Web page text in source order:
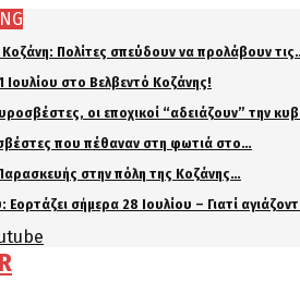
Πολίτες σπεύδουν να προλάβουν
στο Βελβεντό Κοζάνης!
οι εποχικοί “αδειάζουν” την
που πέθαναν στη φωτιά στο…
στην πόλη της Κοζάνης…
σήμερα 28 Ιουλίου – Γιατί